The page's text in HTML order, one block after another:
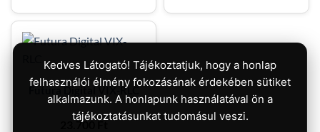
Futura Digital VIX-RLC
23.700Ft
Kedves Látogató! Tájékoztatjuk, hogy a honlap
felhasználói élmény fokozásának érdekében sütiket
alkalmazunk. A honlapunk használatával ön a
tájékoztatásunkat tudomásul veszi.